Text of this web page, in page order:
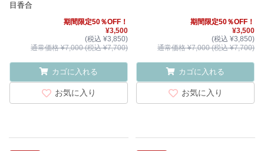
目香合
期間限定50％OFF！
¥3,500
(税込 ¥3,850)
通常価格 ¥7,000 (税込 ¥7,700)
カゴに入れる
お気に入り
期間限定50％OFF！
¥3,500
(税込 ¥3,850)
通常価格 ¥7,000 (税込 ¥7,700)
カゴに入れる
お気に入り